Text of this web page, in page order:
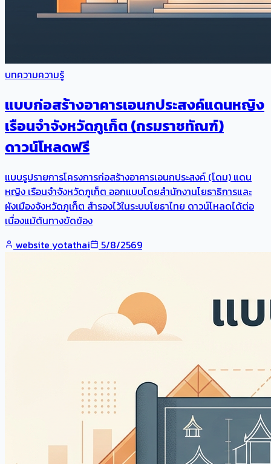
บทความความรู้
แบบก่อสร้างอาคารเอนกประสงค์แดนหญิง
เรือนจำจังหวัดภูเก็ต (กรมราชทัณฑ์)
ดาวน์โหลดฟรี
แบบรูปรายการโครงการก่อสร้างอาคารเอนกประสงค์ (โดม) แดน
หญิง เรือนจำจังหวัดภูเก็ต ออกแบบโดยสำนักงานโยธาธิการและ
ผังเมืองจังหวัดภูเก็ต สำรองไว้ในระบบโยธาไทย ดาวน์โหลดได้ต่อ
เนื่องแม้ต้นทางขัดข้อง
website yotathai
5/8/2569